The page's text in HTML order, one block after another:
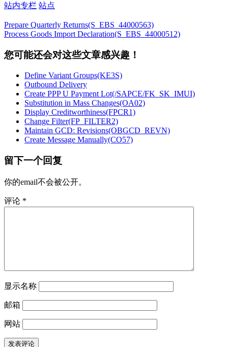
站内专栏 站点
Prepare Quarterly Returns(S_EBS_44000563)
Process Goods Import Declaration(S_EBS_44000512)
您可能还会对这些文章感兴趣！
Define Variant Groups(KE3S)
Outbound Delivery
Create PPP U Payment Lot(/SAPCE/FK_SK_IMUI)
Substitution in Mass Changes(OA02)
Display Creditworthiness(FPCR1)
Change Filter(FP_FILTER2)
Maintain GCD: Revisions(OBGCD_REVN)
Create Message Manually(CO57)
留下一个回复
你的email不会被公开。
评论 *
显示名称
邮箱
网站